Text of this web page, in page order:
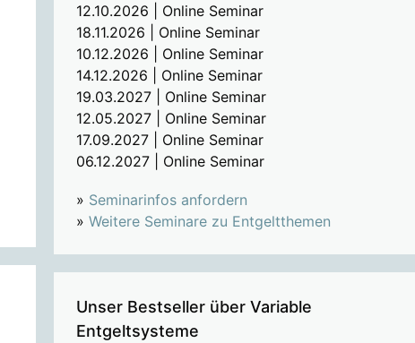
12.10.2026 | Online Seminar
18.11.2026 | Online Seminar
10.12.2026 | Online Seminar
14.12.2026 | Online Seminar
19.03.2027 | Online Seminar
12.05.2027 | Online Seminar
17.09.2027 | Online Seminar
06.12.2027 | Online Seminar
» Seminarinfos anfordern
» Weitere Seminare zu Entgeltthemen
Unser Bestseller über Variable
Entgeltsysteme